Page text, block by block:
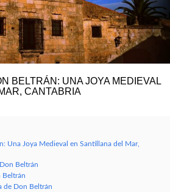
BELTRÁN: UNA JOYA MEDIEVAL
CANTABRIA
Una Joya Medieval en Santillana del Mar,
Beltrán
Beltrán
de Don Beltrán